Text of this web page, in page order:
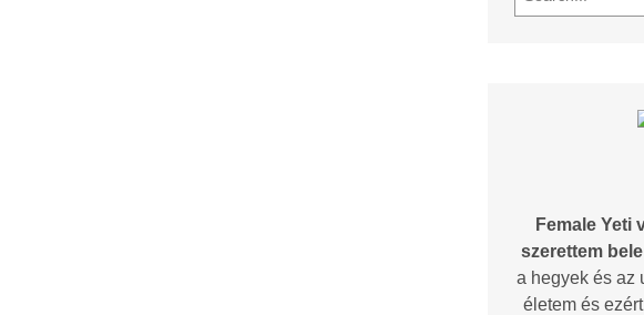
e
Female Yeti
szerettem
a hegyek és az
életem és